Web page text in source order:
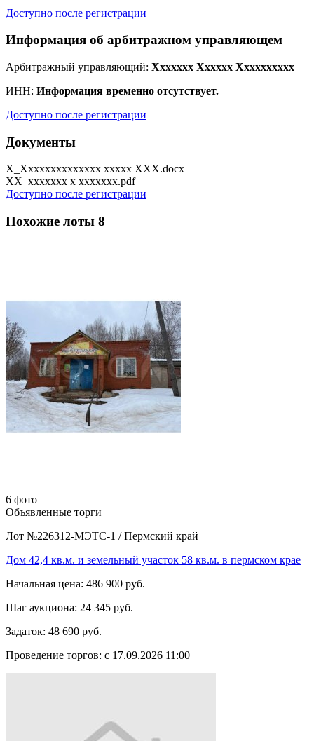
Доступно после регистрации
Информация об арбитражном управляющем
Арбитражный управляющий: Xxxxxxx Xxxxxx Xxxxxxxxxx
ИНН: Информация временно отсутствует.
Доступно после регистрации
Документы
X_Xxxxxxxxxxxxxx xxxxx XXX.docx
XX_xxxxxxx x xxxxxxx.pdf
Доступно после регистрации
Похожие лоты 8
6 фото
Объявленные торги
Лот №226312-МЭТС-1 / Пермский край
Дом 42,4 кв.м. и земельный участок 58 кв.м. в пермском крае
Начальная цена: 486 900 руб.
Шаг аукциона: 24 345 руб.
Задаток: 48 690 руб.
Проведение торгов: с 17.09.2026 11:00